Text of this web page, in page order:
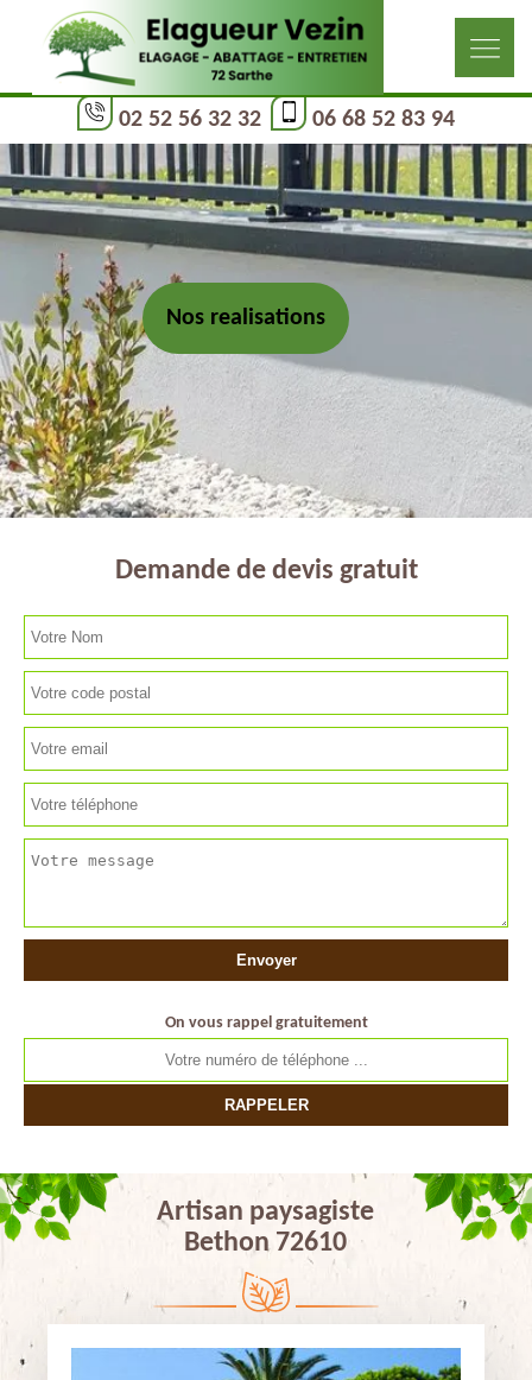
02 52 56 32 32 06 68 52 83 94
Nos realisations
Demande de devis gratuit
On vous rappel gratuitement
Artisan paysagiste
Bethon 72610